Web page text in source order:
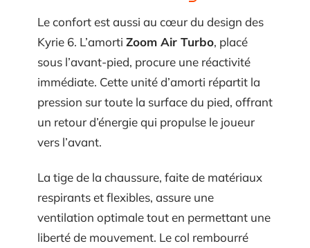
Le confort est aussi au cœur du design des
Kyrie 6. L’amorti Zoom Air Turbo, placé
sous l’avant-pied, procure une réactivité
immédiate. Cette unité d’amorti répartit la
pression sur toute la surface du pied, offrant
un retour d’énergie qui propulse le joueur
vers l’avant.
La tige de la chaussure, faite de matériaux
respirants et flexibles, assure une
ventilation optimale tout en permettant une
liberté de mouvement. Le col rembourré